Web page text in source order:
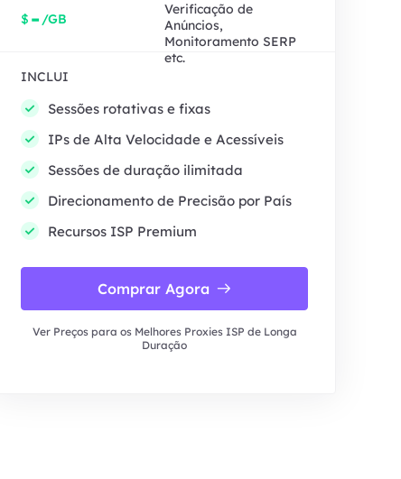
$ -/GB
Verificação de
Anúncios,
Monitoramento SERP
etc.
INCLUI
Sessões rotativas e fixas
IPs de Alta Velocidade e Acessíveis
Sessões de duração ilimitada
Direcionamento de Precisão por País
Recursos ISP Premium
Comprar Agora
Ver Preços para os Melhores Proxies ISP de Longa
Duração